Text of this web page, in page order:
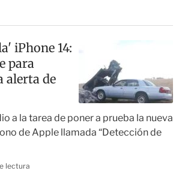
iPhone 14:
para
alerta de
a la tarea de poner a prueba la nueva
de Apple llamada “Detección de
lectura